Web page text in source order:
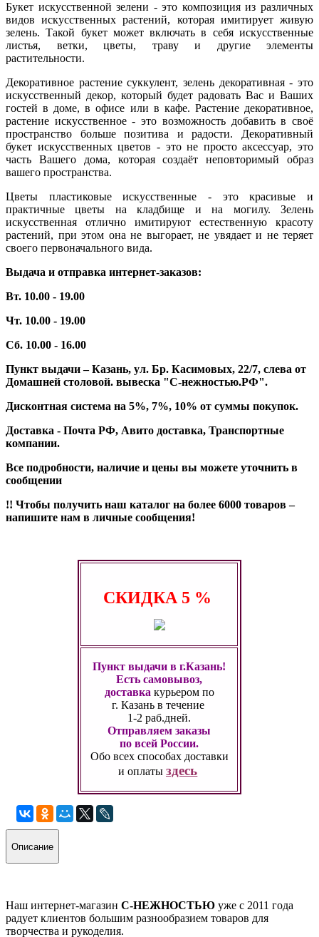
Букет искусственной зелени - это композиция из различных
видов искусственных растений, которая имитирует живую
зелень. Такой букет может включать в себя искусственные
листья, ветки, цветы, траву и другие элементы
растительности.
Декоративное растение суккулент, зелень декоративная - это
искусственный декор, который будет радовать Вас и Ваших
гостей в доме, в офисе или в кафе. Растение декоративное,
растение искусственное - это возможность добавить в своё
пространство больше позитива и радости. Декоративный
букет искусственных цветов - это не просто аксессуар, это
часть Вашего дома, которая создаёт неповторимый образ
вашего пространства.
Цветы пластиковые искусственные - это красивые и
практичные цветы на кладбище и на могилу. Зелень
искусственная отлично имитируют естественную красоту
растений, при этом она не выгорает, не увядает и не теряет
своего первоначального вида.
Выдача и отправка интернет-заказов:
Вт. 10.00 - 19.00
Чт. 10.00 - 19.00
Сб. 10.00 - 16.00
Пункт выдачи – Казань, ул. Бр. Касимовых, 22/7, слева от
Домашней столовой. вывеска "С-нежностью.РФ".
Дисконтная система на 5%, 7%, 10% от суммы покупок.
Доставка - Почта РФ, Авито доставка, Транспортные
компании.
Все подробности, наличие и цены вы можете уточнить в
сообщении
!! Чтобы получить наш каталог на более 6000 товаров –
напишите нам в личные сообщения!
СКИДКА 5 %
Пункт выдачи в г.Казань!
Есть самовывоз,
доставка курьером по
г. Казань в течение
1-2 раб.дней.
Отправляем заказы
по всей России.
Обо всех способах доставки
и оплатыздесь
Описание
Наш интернет-магазин С-НЕЖНОСТЬЮ уже с 2011 года
радует клиентов большим разнообразием товаров для
творчества и рукоделия.